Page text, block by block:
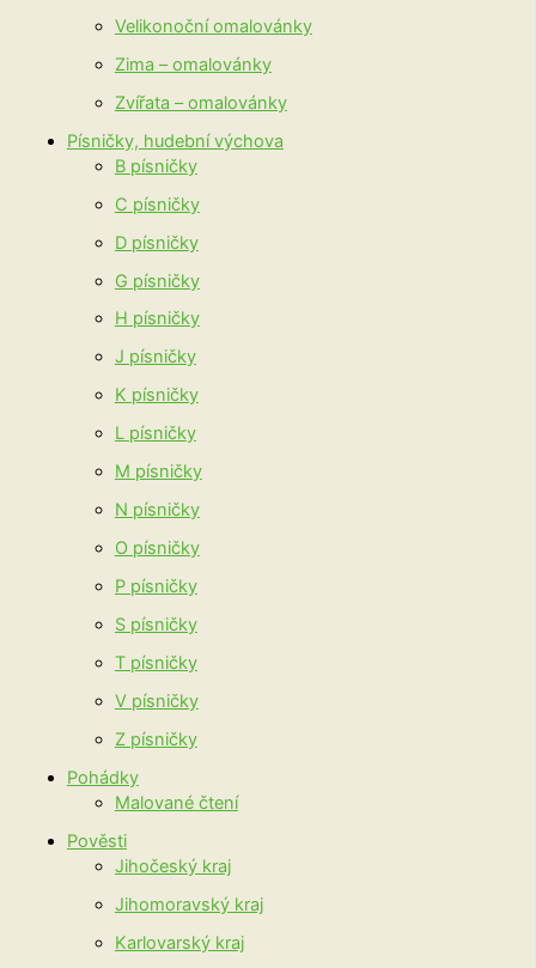
Velikonoční omalovánky
Zima – omalovánky
Zvířata – omalovánky
Písničky, hudební výchova
B písničky
C písničky
D písničky
G písničky
H písničky
J písničky
K písničky
L písničky
M písničky
N písničky
O písničky
P písničky
S písničky
T písničky
V písničky
Z písničky
Pohádky
Malované čtení
Pověsti
Jihočeský kraj
Jihomoravský kraj
Karlovarský kraj